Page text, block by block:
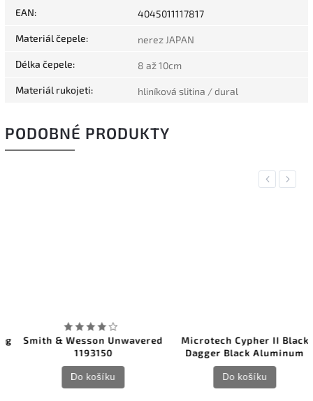
EAN: 4045011117817
Materiál čepele: nerez JAPAN
Délka čepele: 8 až 10cm
Materiál rukojeti: hliníková slitina / dural
PODOBNÉ PRODUKTY
Previous
Smith & Wesson Unwavered
1193150
Do košíku
Microtech Cypher II Black
Dagger Black Aluminum
Do košíku
Next